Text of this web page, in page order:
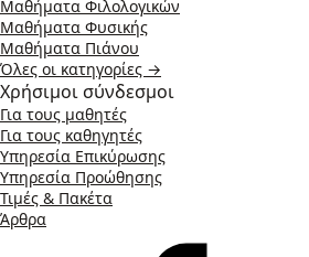
Μαθήματα Φιλολογικών
Μαθήματα Φυσικής
Μαθήματα Πιάνου
Όλες οι κατηγορίες →
Χρήσιμοι σύνδεσμοι
Για τους μαθητές
Για τους καθηγητές
Υπηρεσία Επικύρωσης
Υπηρεσία Προώθησης
Τιμές & Πακέτα
Άρθρα